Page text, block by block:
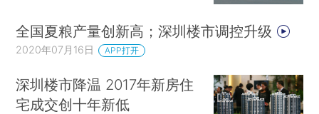
全国夏粮产量创新高；深圳楼市调控升级
2020年07月16日 APP打开
深圳楼市降温 2017年新房住
宅成交创十年新低